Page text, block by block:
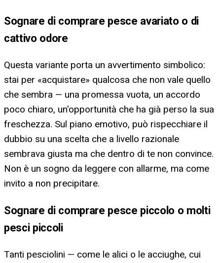
Sognare di comprare pesce avariato o di
cattivo odore
Questa variante porta un avvertimento simbolico:
stai per «acquistare» qualcosa che non vale quello
che sembra — una promessa vuota, un accordo
poco chiaro, un'opportunità che ha già perso la sua
freschezza. Sul piano emotivo, può rispecchiare il
dubbio su una scelta che a livello razionale
sembrava giusta ma che dentro di te non convince.
Non è un sogno da leggere con allarme, ma come
invito a non precipitare.
Sognare di comprare pesce piccolo o molti
pesci piccoli
Tanti pesciolini — come le alici o le acciughe, cui